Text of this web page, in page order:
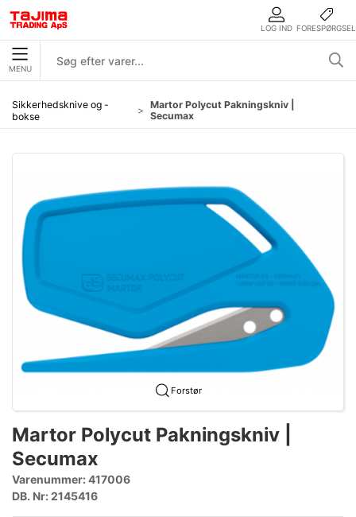
LOG IND FORESPØRGSEL
MENU
Sikkerhedsknive og -
bokse
Martor Polycut Pakningskniv |
Secumax
Forstør
Martor Polycut Pakningskniv |
Secumax
Varenummer:417006
DB. Nr: 2145416